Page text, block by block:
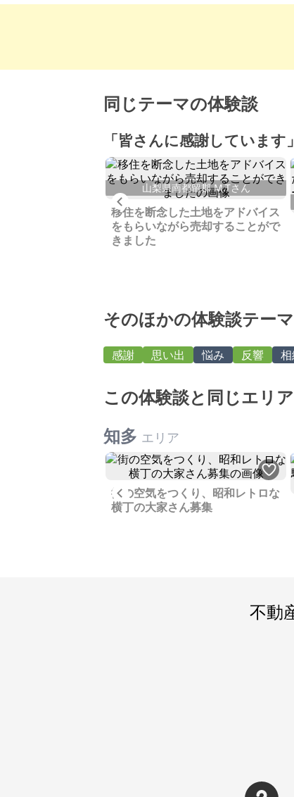
同じテーマの体験談
「皆さんに感謝しています」
Previous
山梨県南都留郡 M.Tさん
移住を断念した土地をアドバイス
をもらいながら売却することがで
きました
そのほかの体験談テーマ
感謝 思い出 悩み 反響
この体験談と同じエリ
知多 エリア
Previous
街の空気をつくり、昭和レトロな
横丁の大家さん募集
不動